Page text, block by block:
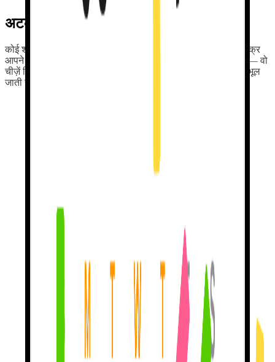
अटक गए? मैं यहाँ हूँ
कोई शब्द भूल गए? मैं उसे उसी मूवी के उदाहरणों से सिखाऊँगी जिसका ज़िक्र
आपने पिछले हफ़्ते किया था, उस ट्रिप से जिसकी आप योजना बना रहे हैं — वो
चीज़ें जिनकी आपको असल में परवाह है। दूसरी ऐप्स आपको बंद करते ही भूल
जाती हैं।
इनाम नहीं। पूरा मोटिवेशन। कोई गिल्ट-ट्रिप नहीं।
जब आप फिसलते हैं, मैं शर्मिंदा नहीं करती।
और फिर से कोशिश करने देती हूँ। कोई बड़ा लाल X नहीं। कोई दिल
नहीं खोते। Duolingo ग़लतियों पर सज़ा देता है। मैं ग़लतियाँ करने पर इनाम
ऐसे ही सीखते हैं।
आपको 46% सेल्फ़-रिपेयर तक पहुँचाता है
आप अपनी ग़लतियाँ आधे से ज़्यादा बार ख़ुद पकड़ लेते हैं। दूसरी ऐप्स? लगभग
0%। मैं पीयर-रिव्यूड भाषा-विज्ञान शोध पर बनी हूँ। बस फीलिंग्स पर नहीं।
बात करते हैं उस बारे में जो आपको पसंद है।